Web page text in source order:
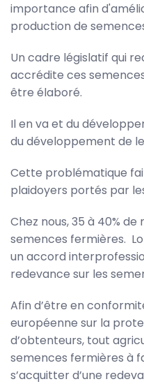
importance afin
production de
Un cadre législatif qui
accrédite ces
être élaboré.
Il en va et du
du développement de
Cette problématique
plaidoyers portés par
Chez nous, 35 à 40%
semences fermières.
un accord
redevance sur les
Afin d’être en
européenne sur la
d’obtenteurs, tout
semences fermières à
s’acquitter d’une